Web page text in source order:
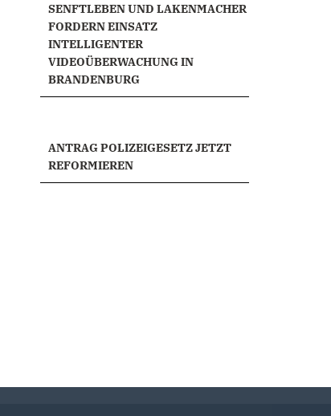
SENFTLEBEN UND LAKENMACHER
FORDERN EINSATZ
INTELLIGENTER
VIDEOÜBERWACHUNG IN
BRANDENBURG
ANTRAG POLIZEIGESETZ JETZT
REFORMIEREN